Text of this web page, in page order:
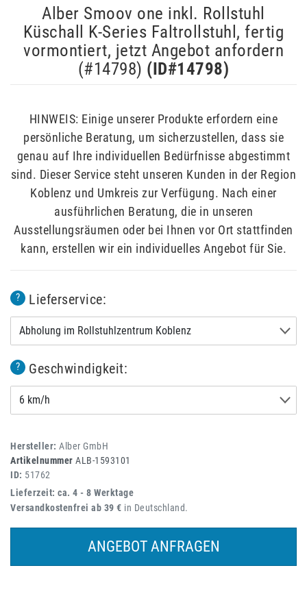
Alber Smoov one inkl. Rollstuhl
Küschall K-Series Faltrollstuhl, fertig
vormontiert, jetzt Angebot anfordern
(#14798) (ID#14798)
HINWEIS: Einige unserer Produkte erfordern eine
persönliche Beratung, um sicherzustellen, dass sie
genau auf Ihre individuellen Bedürfnisse abgestimmt
sind. Dieser Service steht unseren Kunden in der Region
Koblenz und Umkreis zur Verfügung. Nach einer
ausführlichen Beratung, die in unseren
Ausstellungsräumen oder bei Ihnen vor Ort stattfinden
kann, erstellen wir ein individuelles Angebot für Sie.
? Lieferservice:
Abholung im Rollstuhlzentrum Koblenz
? Geschwindigkeit:
6 km/h
Hersteller: Alber GmbH
Artikelnummer ALB-1593101
ID: 51762
Lieferzeit: ca. 4 - 8 Werktage
Versandkostenfrei ab 39 € in Deutschland.
ANGEBOT ANFRAGEN